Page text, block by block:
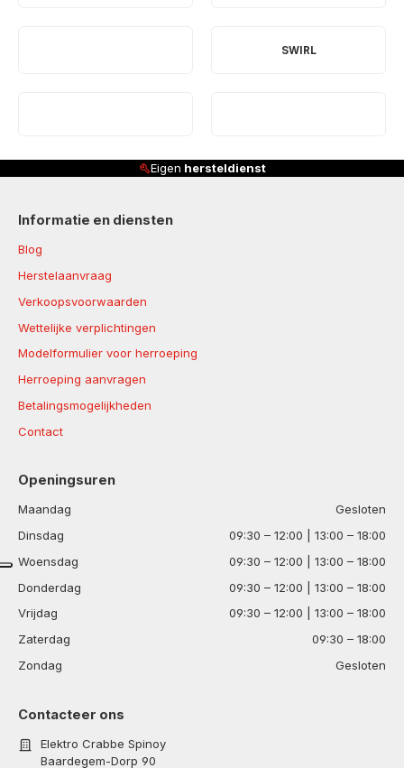
SWIRL
Eigen hersteldienst
Informatie en diensten
Blog
Herstelaanvraag
Verkoopsvoorwaarden
Wettelijke verplichtingen
Modelformulier voor herroeping
Herroeping aanvragen
Betalingsmogelijkheden
Contact
Openingsuren
Maandag
Gesloten
Dinsdag
09:30 – 12:00 | 13:00 – 18:00
Woensdag
09:30 – 12:00 | 13:00 – 18:00
Donderdag
09:30 – 12:00 | 13:00 – 18:00
Vrijdag
09:30 – 12:00 | 13:00 – 18:00
Zaterdag
09:30 – 18:00
Zondag
Gesloten
Contacteer ons
Elektro Crabbe Spinoy
Baardegem-Dorp 90